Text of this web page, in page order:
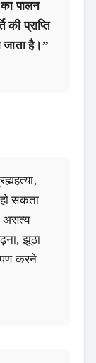
पालन
प्राप्ति
जाता है।”
सकता
असत्य
झूठा
करने